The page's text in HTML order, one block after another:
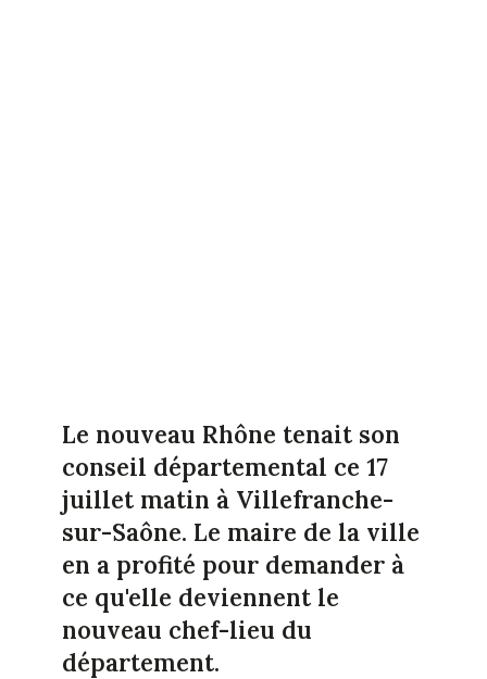
Le nouveau Rhône tenait son
conseil départemental ce 17
juillet matin à Villefranche-
sur-Saône. Le maire de la ville
en a profité pour demander à
ce qu'elle deviennent le
nouveau chef-lieu du
département.